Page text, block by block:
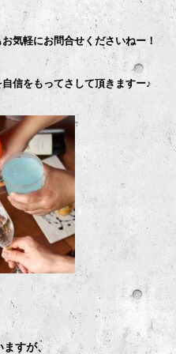
気軽にお問合せくださいねー！
信をもってさして頂きますー♪
ますが、